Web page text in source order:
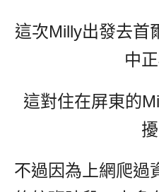
這次Milly出發去首
中
這對住在屏東的
擾
不過因為上網爬過